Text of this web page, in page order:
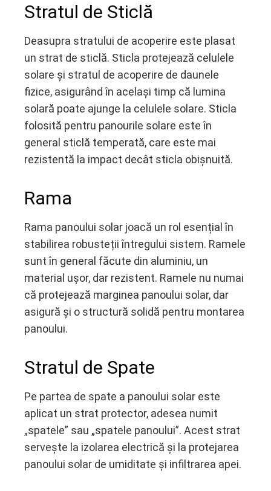
Stratul de Sticlă
Deasupra stratului de acoperire este plasat
un strat de sticlă. Sticla protejează celulele
solare și stratul de acoperire de daunele
fizice, asigurând în același timp că lumina
solară poate ajunge la celulele solare. Sticla
folosită pentru panourile solare este în
general sticlă temperată, care este mai
rezistentă la impact decât sticla obișnuită.
Rama
Rama panoului solar joacă un rol esențial în
stabilirea robusteții întregului sistem. Ramele
sunt în general făcute din aluminiu, un
material ușor, dar rezistent. Ramele nu numai
că protejează marginea panoului solar, dar
asigură și o structură solidă pentru montarea
panoului.
Stratul de Spate
Pe partea de spate a panoului solar este
aplicat un strat protector, adesea numit
„spatele” sau „spatele panoului”. Acest strat
servește la izolarea electrică și la protejarea
panoului solar de umiditate și infiltrarea apei.